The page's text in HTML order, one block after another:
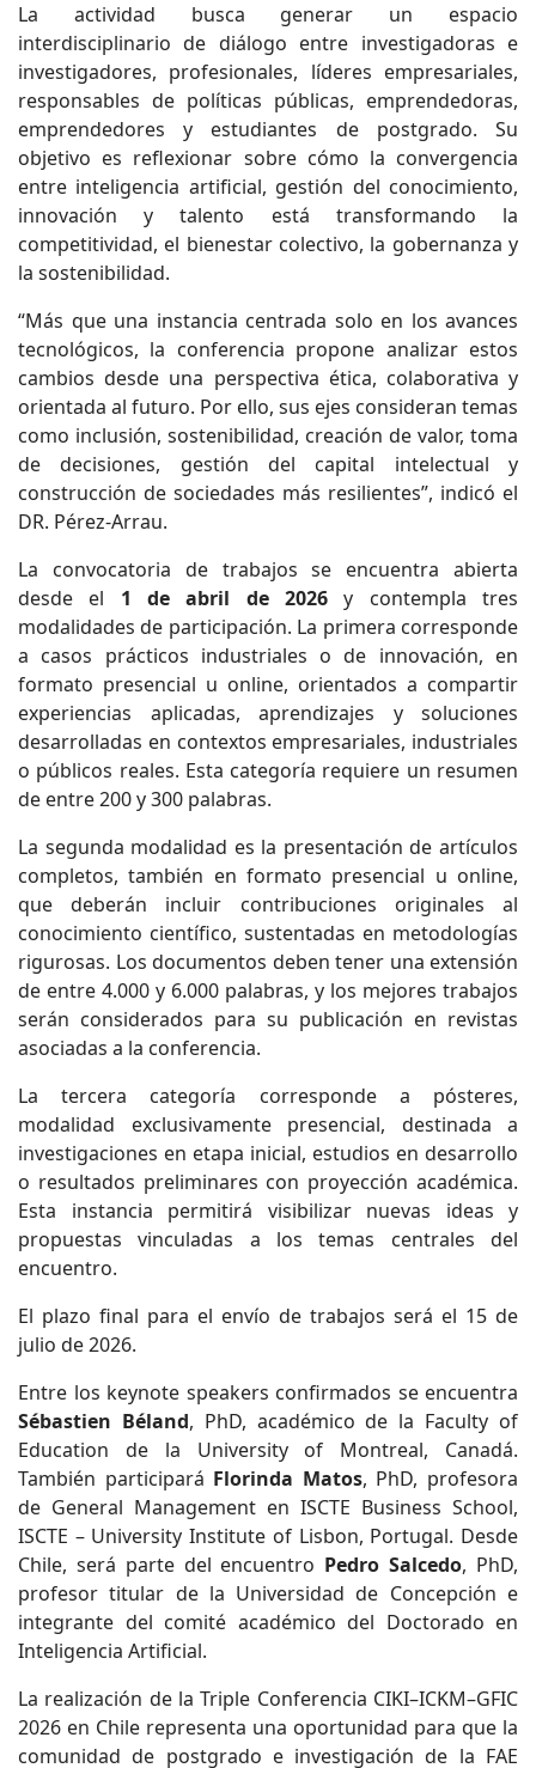
La actividad busca generar un espacio
interdisciplinario de diálogo entre investigadoras e
investigadores, profesionales, líderes empresariales,
responsables de políticas públicas, emprendedoras,
emprendedores y estudiantes de postgrado. Su
objetivo es reflexionar sobre cómo la convergencia
entre inteligencia artificial, gestión del conocimiento,
innovación y talento está transformando la
competitividad, el bienestar colectivo, la gobernanza y
la sostenibilidad.
“Más que una instancia centrada solo en los avances
tecnológicos, la conferencia propone analizar estos
cambios desde una perspectiva ética, colaborativa y
orientada al futuro. Por ello, sus ejes consideran temas
como inclusión, sostenibilidad, creación de valor, toma
de decisiones, gestión del capital intelectual y
construcción de sociedades más resilientes”, indicó el
DR. Pérez-Arrau.
La convocatoria de trabajos se encuentra abierta
desde el 1 de abril de 2026 y contempla tres
modalidades de participación. La primera corresponde
a casos prácticos industriales o de innovación, en
formato presencial u online, orientados a compartir
experiencias aplicadas, aprendizajes y soluciones
desarrolladas en contextos empresariales, industriales
o públicos reales. Esta categoría requiere un resumen
de entre 200 y 300 palabras.
La segunda modalidad es la presentación de artículos
completos, también en formato presencial u online,
que deberán incluir contribuciones originales al
conocimiento científico, sustentadas en metodologías
rigurosas. Los documentos deben tener una extensión
de entre 4.000 y 6.000 palabras, y los mejores trabajos
serán considerados para su publicación en revistas
asociadas a la conferencia.
La tercera categoría corresponde a pósteres,
modalidad exclusivamente presencial, destinada a
investigaciones en etapa inicial, estudios en desarrollo
o resultados preliminares con proyección académica.
Esta instancia permitirá visibilizar nuevas ideas y
propuestas vinculadas a los temas centrales del
encuentro.
El plazo final para el envío de trabajos será el 15 de
julio de 2026.
Entre los keynote speakers confirmados se encuentra
Sébastien Béland, PhD, académico de la Faculty of
Education de la University of Montreal, Canadá.
También participará Florinda Matos, PhD, profesora
de General Management en ISCTE Business School,
ISCTE – University Institute of Lisbon, Portugal. Desde
Chile, será parte del encuentro Pedro Salcedo, PhD,
profesor titular de la Universidad de Concepción e
integrante del comité académico del Doctorado en
Inteligencia Artificial.
La realización de la Triple Conferencia CIKI–ICKM–GFIC
2026 en Chile representa una oportunidad para que la
comunidad de postgrado e investigación de la FAE